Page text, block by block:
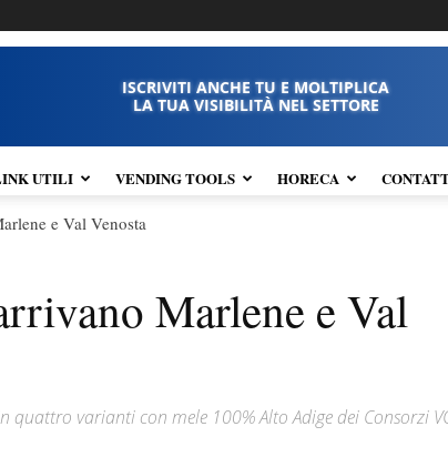
ISCRIVITI ANCHE TU E MOLTIPLICA
LA TUA VISIBILITÀ NEL SETTORE
UTILI VENDING TOOLS HORECA
e Val Venosta
Marlene e Val
varianti con mele 100% Alto Adige dei Consorzi